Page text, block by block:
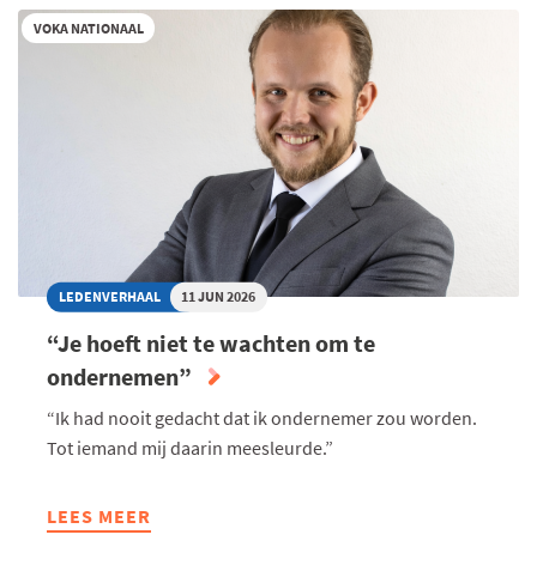
ALS
HEFBOOM
VOKA NATIONAAL
LEDENVERHAAL 11 JUN 2026
“Je hoeft niet te wachten om te
ondernemen”
“Ik had nooit gedacht dat ik ondernemer zou worden.
Tot iemand mij daarin meesleurde.”
LEES MEER
ABOUT